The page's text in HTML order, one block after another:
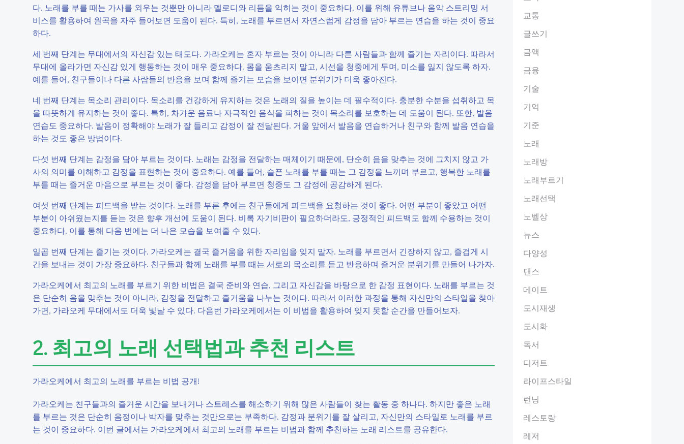
다. 노래를 부를 때는 가사를 외우는 것뿐만 아니라 멜로디와 리듬을 익히는 것이 중요하다. 이를 위해 유튜브나 음악 스트리밍 서
비스를 활용하여 원곡을 자주 들어보면 도움이 된다. 특히, 노래를 부르면서 자연스럽게 감정을 담아 부르는 연습을 하는 것이 중요
하다.
세 번째 단계는 무대에서의 자신감 있는 태도다. 가라오케는 혼자 부르는 것이 아니라 다른 사람들과 함께 즐기는 자리이다. 따라서
무대에 올라가면 자신감 있게 행동하는 것이 매우 중요하다. 몸을 움츠리지 말고, 시선을 청중에게 두며, 미소를 잃지 않도록 하자.
예를 들어, 친구들이나 다른 사람들의 반응을 보며 함께 즐기는 모습을 보이면 분위기가 더욱 좋아진다.
네 번째 단계는 목소리 관리이다. 목소리를 건강하게 유지하는 것은 노래의 질을 높이는 데 필수적이다. 충분한 수분을 섭취하고 목
을 따뜻하게 유지하는 것이 좋다. 특히, 차가운 음료나 자극적인 음식을 피하는 것이 목소리를 보호하는 데 도움이 된다. 또한, 발음
연습도 중요하다. 발음이 정확해야 노래가 잘 들리고 감정이 잘 전달된다. 거울 앞에서 발음을 연습하거나 친구와 함께 발음 연습을
하는 것도 좋은 방법이다.
다섯 번째 단계는 감정을 담아 부르는 것이다. 노래는 감정을 전달하는 매체이기 때문에, 단순히 음을 맞추는 것에 그치지 않고 가
사의 의미를 이해하고 감정을 표현하는 것이 중요하다. 예를 들어, 슬픈 노래를 부를 때는 그 감정을 느끼며 부르고, 행복한 노래를
부를 때는 즐거운 마음으로 부르는 것이 좋다. 감정을 담아 부르면 청중도 그 감정에 공감하게 된다.
여섯 번째 단계는 피드백을 받는 것이다. 노래를 부른 후에는 친구들에게 피드백을 요청하는 것이 좋다. 어떤 부분이 좋았고 어떤
부분이 아쉬웠는지를 듣는 것은 향후 개선에 도움이 된다. 비록 자기비판이 필요하더라도, 긍정적인 피드백도 함께 수용하는 것이
중요하다. 이를 통해 다음 번에는 더 나은 모습을 보여줄 수 있다.
일곱 번째 단계는 즐기는 것이다. 가라오케는 결국 즐거움을 위한 자리임을 잊지 말자. 노래를 부르면서 긴장하지 않고, 즐겁게 시
간을 보내는 것이 가장 중요하다. 친구들과 함께 노래를 부를 때는 서로의 목소리를 듣고 반응하며 즐거운 분위기를 만들어 나가자.
가라오케에서 최고의 노래를 부르기 위한 비법은 결국 준비와 연습, 그리고 자신감을 바탕으로 한 감정 표현이다. 노래를 부르는 것
은 단순히 음을 맞추는 것이 아니라, 감정을 전달하고 즐거움을 나누는 것이다. 따라서 이러한 과정을 통해 자신만의 스타일을 찾아
가면, 가라오케 무대에서도 더욱 빛날 수 있다. 다음번 가라오케에서는 이 비법을 활용하여 잊지 못할 순간을 만들어보자.
2. 최고의 노래 선택법과 추천 리스트
가라오케에서 최고의 노래를 부르는 비법 공개!
가라오케는 친구들과의 즐거운 시간을 보내거나 스트레스를 해소하기 위해 많은 사람들이 찾는 활동 중 하나다. 하지만 좋은 노래
를 부르는 것은 단순히 음정이나 박자를 맞추는 것만으로는 부족하다. 감정과 분위기를 잘 살리고, 자신만의 스타일로 노래를 부르
는 것이 중요하다. 이번 글에서는 가라오케에서 최고의 노래를 부르는 비법과 함께 추천하는 노래 리스트를 공유한다.
교통
글쓰기
금액
금융
기술
기억
기준
노래
노래방
노래부르기
노래선택
노벨상
뉴스
다양성
댄스
데이트
도시재생
도시화
독서
디저트
라이프스타일
런닝
레스토랑
레저